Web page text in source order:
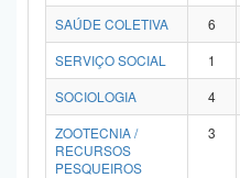
SAÚDE COLETIVA
6
SERVIÇO SOCIAL
1
SOCIOLOGIA
4
ZOOTECNIA /
RECURSOS
PESQUEIROS
3